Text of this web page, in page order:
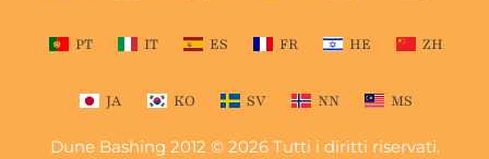
PT IT ES FR HE ZH
JA KO SV NN MS
Dune Bashing 2012 © 2026 Tutti i diritti riservati.